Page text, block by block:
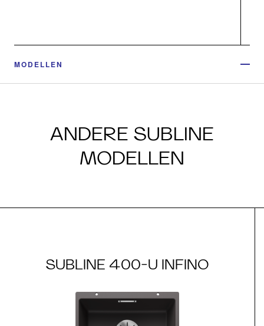
MODELLEN
ANDERE SUBLINE
MODELLEN
SUBLINE 400-U INFINO